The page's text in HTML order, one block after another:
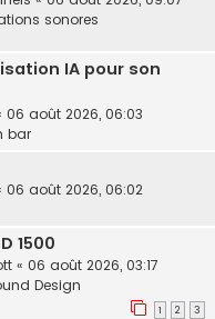
sonores
IA pour son
06 août 2026, 06:03
bar
06 août 2026, 06:02
1500
« 06 août 2026, 03:17
Design
1 2 3